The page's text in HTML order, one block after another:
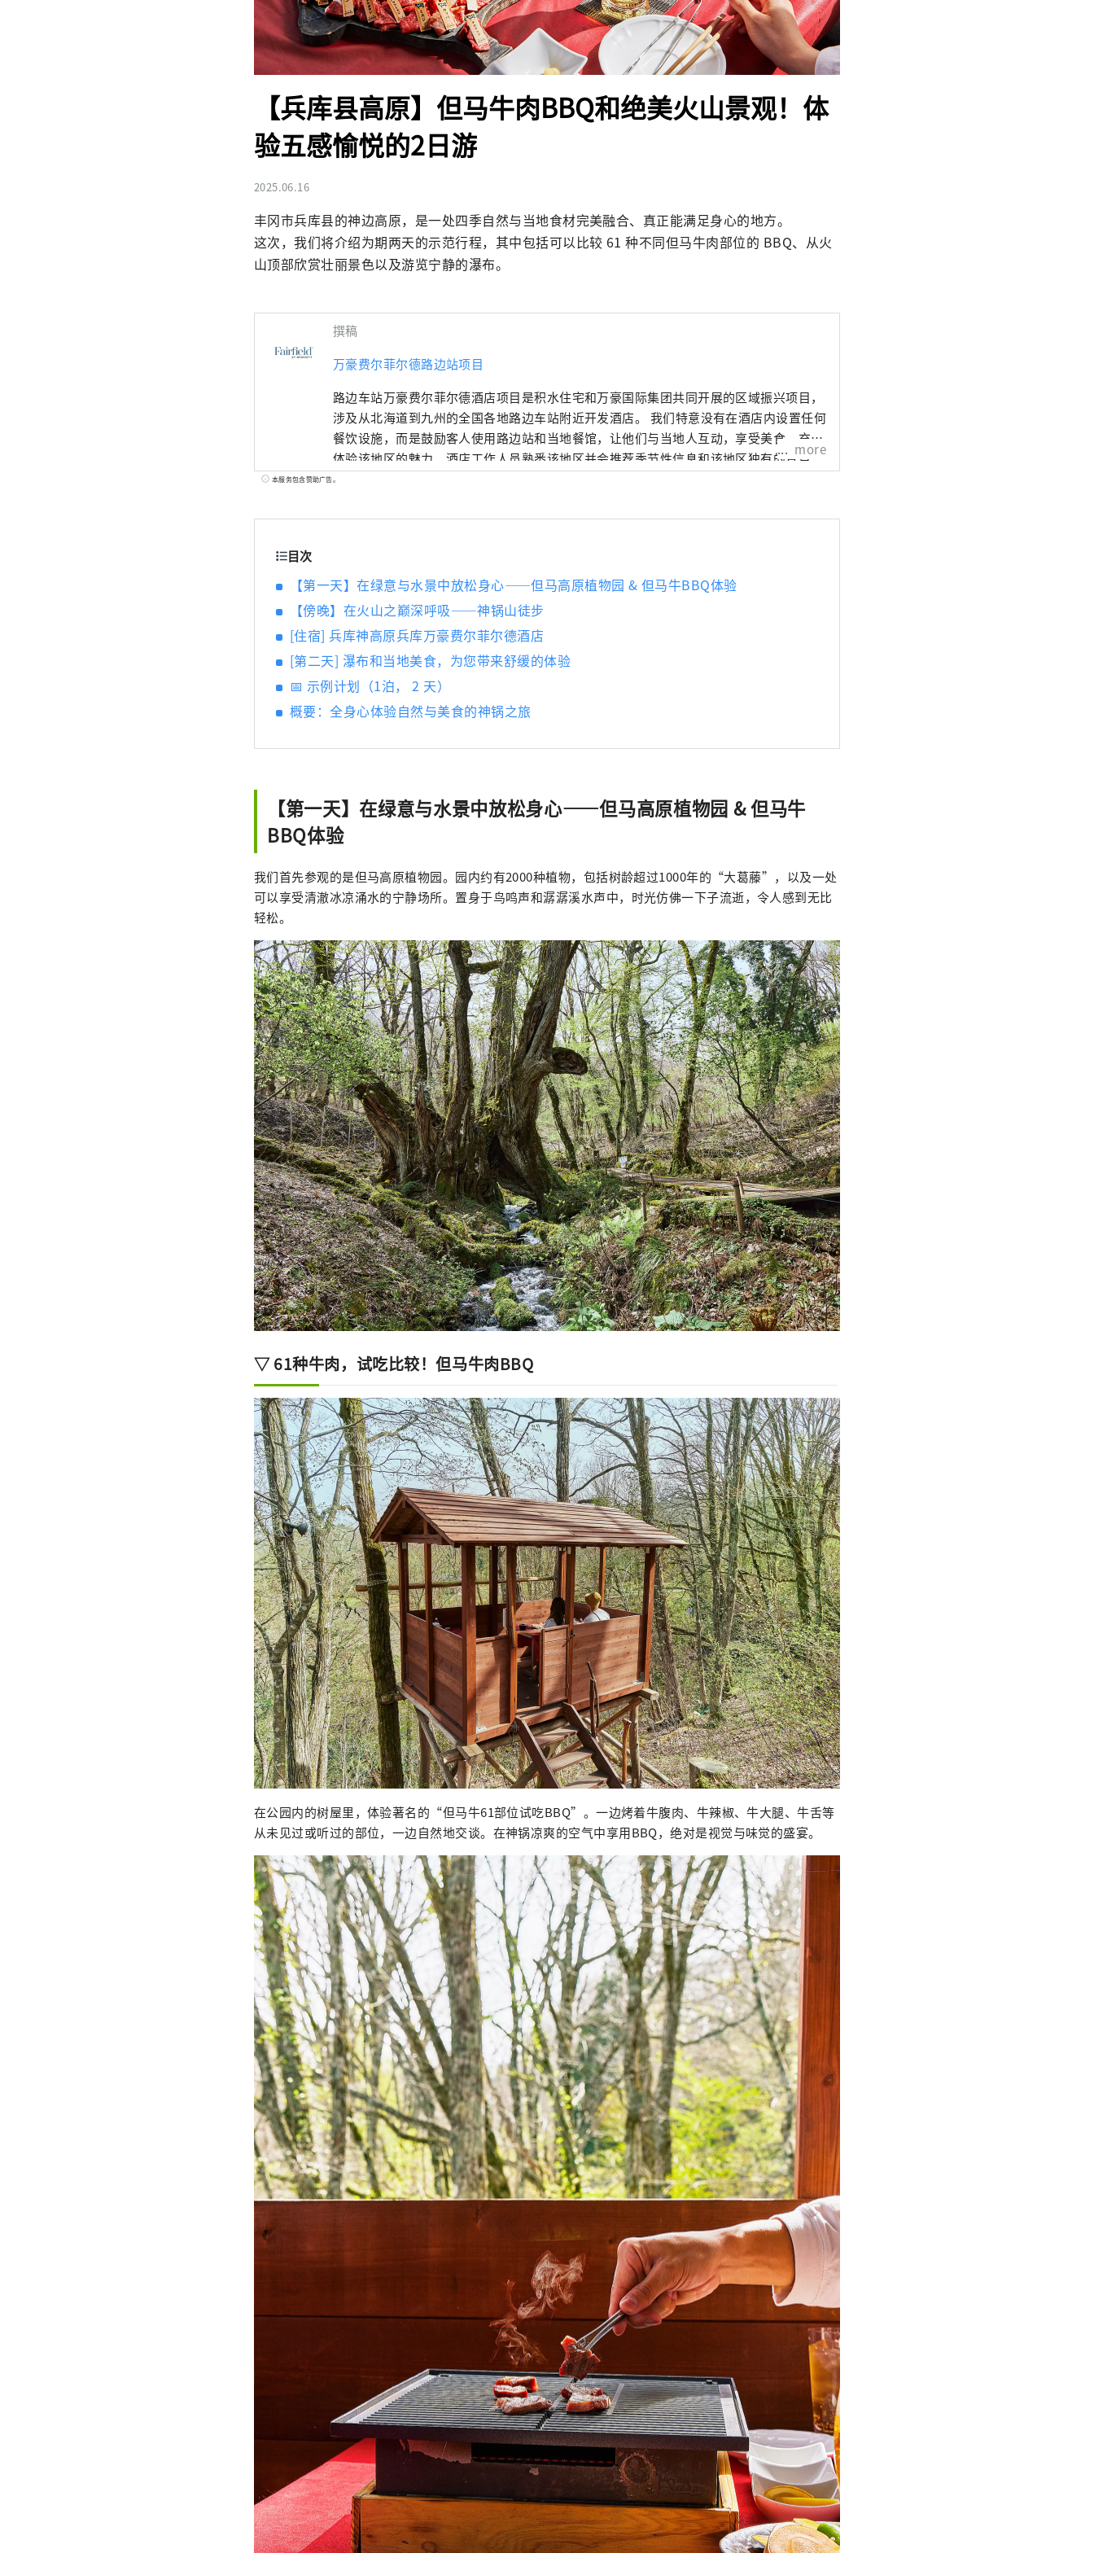
【兵库县高原】但马牛肉BBQ和绝美火山景观！体
验五感愉悦的2日游
2025.06.16
丰冈市兵库县的神边高原，是一处四季自然与当地食材完美融合、真正能满足身心的地方。
这次，我们将介绍为期两天的示范行程，其中包括可以比较 61 种不同但马牛肉部位的 BBQ、从火
山顶部欣赏壮丽景色以及游览宁静的瀑布。
撰稿
万豪费尔菲尔德路边站项目
路边车站万豪费尔菲尔德酒店项目是积水住宅和万豪国际集团共同开展的区域振兴项目，
涉及从北海道到九州的全国各地路边车站附近开发酒店。 我们特意没有在酒店内设置任何
餐饮设施，而是鼓励客人使用路边站和当地餐馆，让他们与当地人互动，享受美食，充分
体验该地区的魅力。酒店工作人员熟悉该地区并会推荐季节性信息和该地区独有的景点。
客房简洁而平静，配有舒适的席梦思床和无浴缸的淋浴式浴室。酒店大堂酒廊配有大桌
购买路边车站、当地超市、葡萄酒庄、酒厂购买的商品。尽情游玩后，在酒店内度过一段
力。
more
本服务包含赞助广告。
目次
【第一天】在绿意与水景中放松身心——但马高原植物园 & 但马牛BBQ体验
【傍晚】在火山之巅深呼吸——神锅山徒步
[住宿] 兵库神高原兵库万豪费尔菲尔德酒店
[第二天] 瀑布和当地美食，为您带来舒缓的体验
📅 示例计划（1泊， 2 天）
概要：全身心体验自然与美食的神锅之旅
【第一天】在绿意与水景中放松身心——但马高原植物园 & 但马牛
BBQ体验
我们首先参观的是但马高原植物园。园内约有2000种植物，包括树龄超过1000年的“大葛藤”，以及一处
可以享受清澈冰凉涌水的宁静场所。置身于鸟鸣声和潺潺溪水声中，时光仿佛一下子流逝，令人感到无比
轻松。
▽ 61种牛肉，试吃比较！但马牛肉BBQ
在公园内的树屋里，体验著名的“但马牛61部位试吃BBQ”。一边烤着牛腹肉、牛辣椒、牛大腿、牛舌等
从未见过或听过的部位，一边自然地交谈。在神锅凉爽的空气中享用BBQ，绝对是视觉与味觉的盛宴。